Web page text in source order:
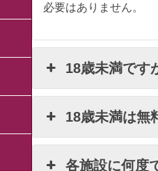
必要はありません。
18歳未満です
18歳未満は無
各施設に何度